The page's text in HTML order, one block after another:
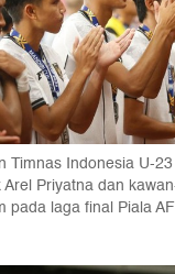
Timnas Indonesia U-
Priyatna dan
pada laga final Piala